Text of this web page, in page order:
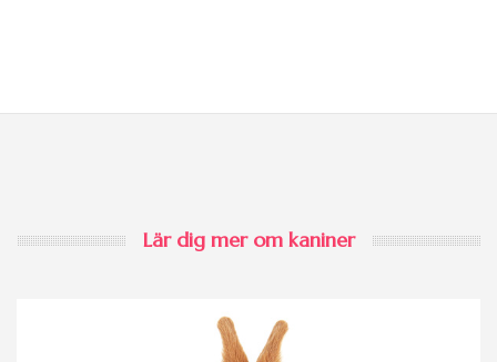
Lär dig mer om kaniner